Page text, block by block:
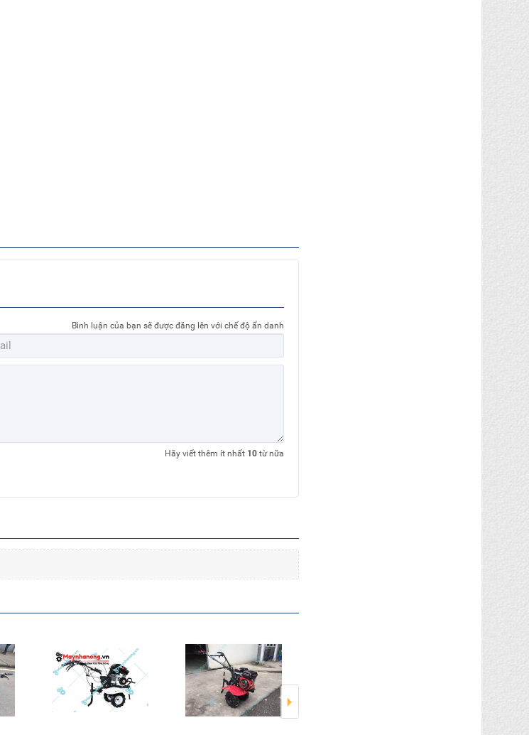
Bình luận của bạn sẽ được đăng lên với chế độ ẩn danh
Hãy viết thêm ít nhất 10 từ nữa